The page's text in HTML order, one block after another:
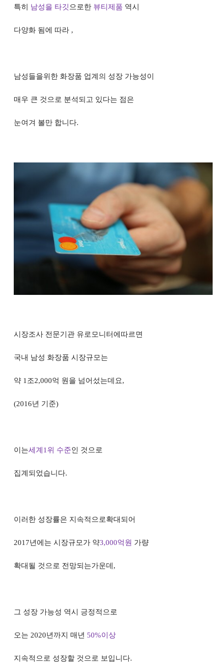
특히 남성을 타깃 으로한 뷰티제품 역시
다양화 됨에 따라 ,
남성들을위한 화장품 업계의 성장 가능성이
매우 큰 것으로 분석되고 있다는 점은
눈여겨 볼만 합니다.
시장조사 전문기관 유로모니터에따르면
국내 남성 화장품 시장규모는
약 1조2,000억 원을 넘어섰는데요,
(2016년 기준)
이는세계 1위 수준인 것으로
집계되었습니다.
이러한 성장률은 지속적으로확대되어
2017년에는 시장규모가 약3,000억원 가량
확대될 것으로 전망되는가운데 ,
그 성장 가능성 역시 긍정적으로
오는 2020년까지매년 50%이상
지속적으로 성장할 것으로 보입니다.